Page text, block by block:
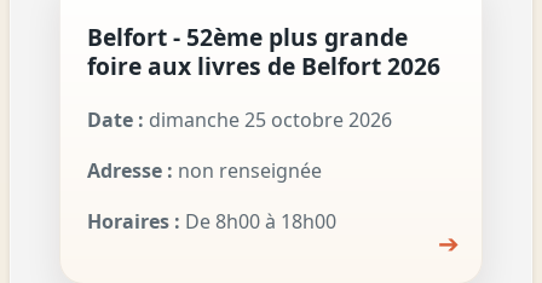
Belfort - 52ème plus grande
foire aux livres de Belfort 2026
Date : dimanche 25 octobre 2026
Adresse : non renseignée
Horaires : De 8h00 à 18h00
➔